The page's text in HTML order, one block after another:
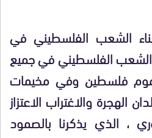
الشعب الفلسطيني في
الفلسطيني في جميع
فلسطين وفي مخيمات
الهجرة والاغتراب الاعتزاز
، الذي يذكرنا بالصمود